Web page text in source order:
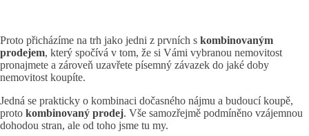
Proto přicházíme na trh jako jedni z prvních s kombinovaným
prodejem, který spočívá v tom, že si Vámi vybranou nemovitost
pronajmete a zároveň uzavřete písemný závazek do jaké doby
nemovitost koupíte.
Jedná se prakticky o kombinaci dočasného nájmu a budoucí koupě,
proto kombinovaný prodej. Vše samozřejmě podmíněno vzájemnou
dohodou stran, ale od toho jsme tu my.